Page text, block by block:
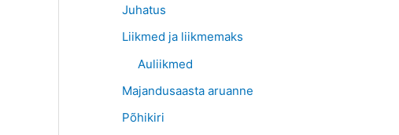
Juhatus
Liikmed ja liikmemaks
Auliikmed
Majandusaasta aruanne
Põhikiri